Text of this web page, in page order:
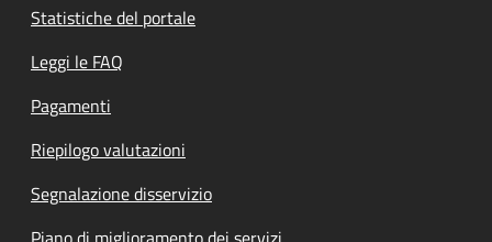
Statistiche del portale
Leggi le FAQ
Pagamenti
Riepilogo valutazioni
Segnalazione disservizio